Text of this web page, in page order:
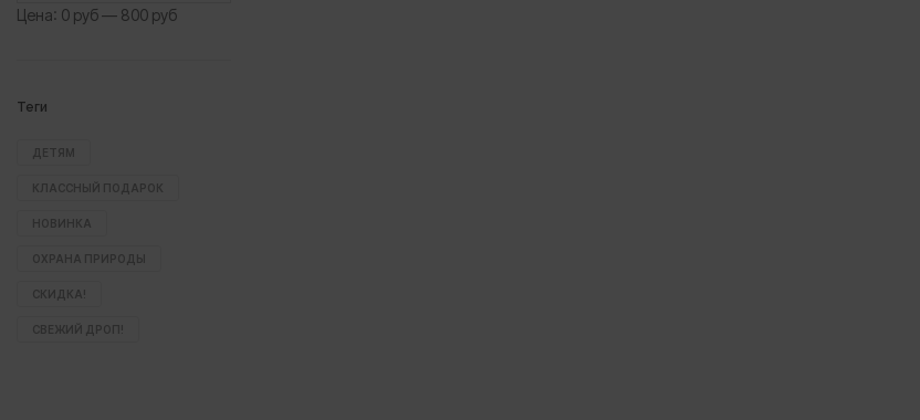
Цена: 0 руб— 800 руб
Теги
ДЕТЯМ
КЛАССНЫЙ ПОДАРОК
НОВИНКА
ОХРАНА ПРИРОДЫ
СКИДКА!
СВЕЖИЙ ДРОП!